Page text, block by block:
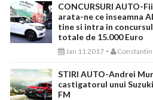
CONCURSURI AUTO-
arata-ne ce inseamna
tine si intra in
totale de 15.000 Euro
Jan 11 2017 - Constantin
STIRI AUTO-Andrei
castigatorul unui
FM